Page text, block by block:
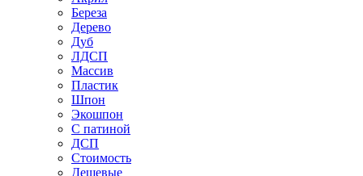
Береза
Дерево
Дуб
ЛДСП
Массив
Пластик
Шпон
Экошпон
С патиной
ДСП
Стоимость
Дешевые